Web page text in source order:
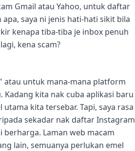
Gmail atau Yahoo, untuk daftar
saya ni jenis hati-hati sikit bila
kenapa tiba-tiba je inbox penuh
kena scam?
atau untuk mana-mana platform
kita nak cuba aplikasi baru
kita tersebar. Tapi, saya rasa
sekadar nak daftar Instagram
Laman web macam
lain, semuanya perlukan emel